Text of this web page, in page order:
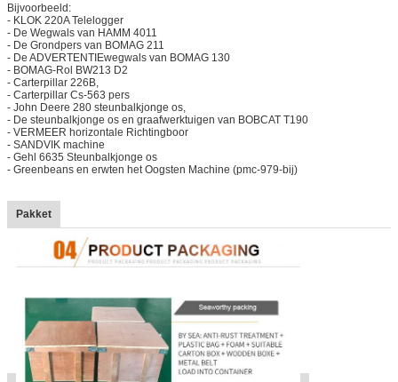
Bijvoorbeeld:
- KLOK 220A Telelogger
- De Wegwals van HAMM 4011
- De Grondpers van BOMAG 211
- De ADVERTENTIEwegwals van BOMAG 130
- BOMAG-Rol BW213 D2
- Carterpillar 226B,
- Carterpillar Cs-563 pers
- John Deere 280 steunbalkjonge os,
- De steunbalkjonge os en graafwerktuigen van BOBCAT T190
- VERMEER horizontale Richtingboor
- SANDVIK machine
- Gehl 6635 Steunbalkjonge os
- Greenbeans en erwten het Oogsten Machine (pmc-979-bij)
Pakket